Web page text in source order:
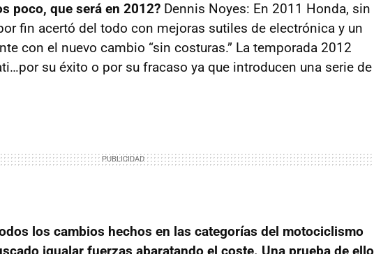
poco, que será en 2012? Dennis Noyes: En 2011 Honda, sin
fin acertó del todo con mejoras sutiles de electrónica y un
con el nuevo cambio “sin costuras.” La temporada 2012
su éxito o por su fracaso ya que introducen una serie de
los cambios hechos en las categorías del motociclismo